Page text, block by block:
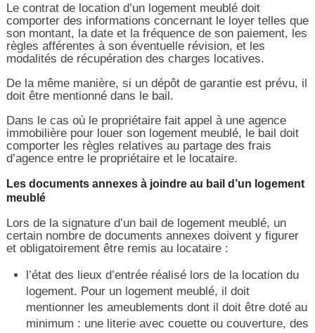
Le contrat de location d’un logement meublé doit
comporter des informations concernant le loyer telles que
son montant, la date et la fréquence de son paiement, les
règles afférentes à son éventuelle révision, et les
modalités de récupération des charges locatives.
De la même manière, si un dépôt de garantie est prévu, il
doit être mentionné dans le bail.
Dans le cas où le propriétaire fait appel à une agence
immobilière pour louer son logement meublé, le bail doit
comporter les règles relatives au partage des frais
d’agence entre le propriétaire et le locataire.
Les documents annexes à joindre au bail d’un logement
meublé
Lors de la signature d’un bail de logement meublé, un
certain nombre de documents annexes doivent y figurer
et obligatoirement être remis au locataire :
l’état des lieux d’entrée réalisé lors de la location du
logement. Pour un logement meublé, il doit
mentionner les ameublements dont il doit être doté au
minimum : une literie avec couette ou couverture, des